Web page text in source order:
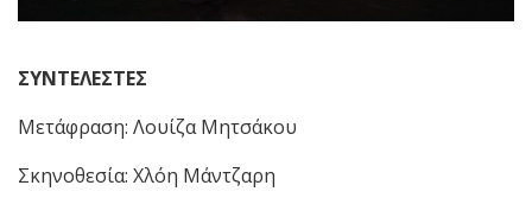
ΣΥΝΤΕΛΕΣΤΕΣ
Μετάφραση: Λουίζα Μητσάκου
Σκηνοθεσία: Χλόη Μάντζαρη